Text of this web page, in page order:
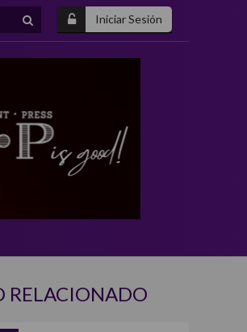
Iniciar Sesión
RELACIONADO